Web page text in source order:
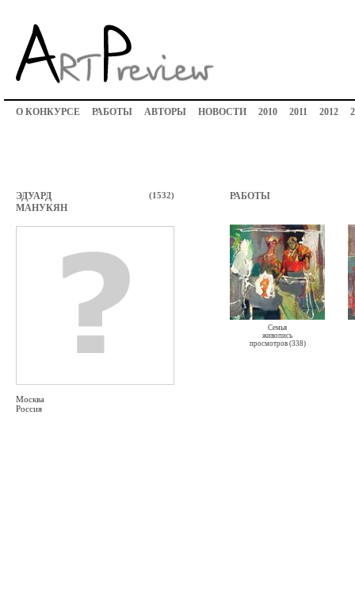
О КОНКУРСЕ РАБОТЫ АВТОРЫ НОВОСТИ 2010 2011 2012
(1532)
ЭДУАРД
МАНУКЯН
Москва
Россия
РАБОТЫ
Семья
живопись
просмотров (338)